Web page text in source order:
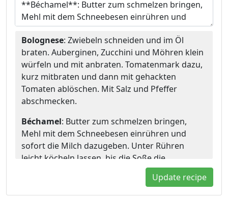
Bolognese: Zwiebeln schneiden und im Öl
braten. Auberginen, Zucchini und Möhren klein
würfeln und mit anbraten. Tomatenmark dazu,
kurz mitbraten und dann mit gehackten
Tomaten ablöschen. Mit Salz und Pfeffer
abschmecken.
Béchamel: Butter zum schmelzen bringen,
Mehl mit dem Schneebesen einrühren und
sofort die Milch dazugeben. Unter Rühren
leicht köcheln lassen, bis die Soße die
gewünschte Konsistenz hat. Mit Zitronensaft,
Update recipe